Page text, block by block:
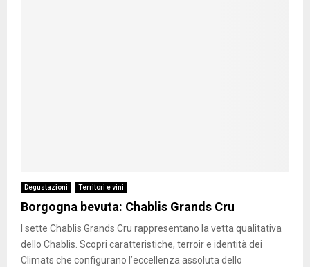
Degustazioni Territori e vini
Borgogna bevuta: Chablis Grands Cru
I sette Chablis Grands Cru rappresentano la vetta qualitativa
dello Chablis. Scopri caratteristiche, terroir e identità dei
Climats che configurano l’eccellenza assoluta dello